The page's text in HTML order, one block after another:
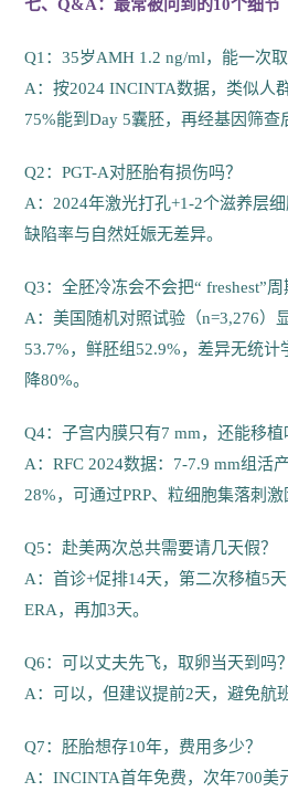
七、Q&A：最常被问到的10个细节
Q1：35岁AMH 1.2 ng/ml，能一次取
A：按2024 INCINTA数据，类似人
75%能到Day 5囊胚，再经基因筛查
Q2：PGT-A对胚胎有损伤吗？
A：2024年激光打孔+1-2个滋养层
缺陷率与自然妊娠无差异。
Q3：全胚冷冻会不会把“ freshest”周
A：美国随机对照试验（n=3,276）
53.7%，鲜胚组52.9%，差异无统计
降80%。
Q4：子宫内膜只有7 mm，还能移植
A：RFC 2024数据：7-7.9 mm组活
28%，可通过PRP、粒细胞集落刺激
Q5：赴美两次总共需要请几天假？
A：首诊+促排14天，第二次移植5
ERA，再加3天。
Q6：可以丈夫先飞，取卵当天到吗？
A：可以，但建议提前2天，避免航
Q7：胚胎想存10年，费用多少？
A：INCINTA首年免费，次年700美